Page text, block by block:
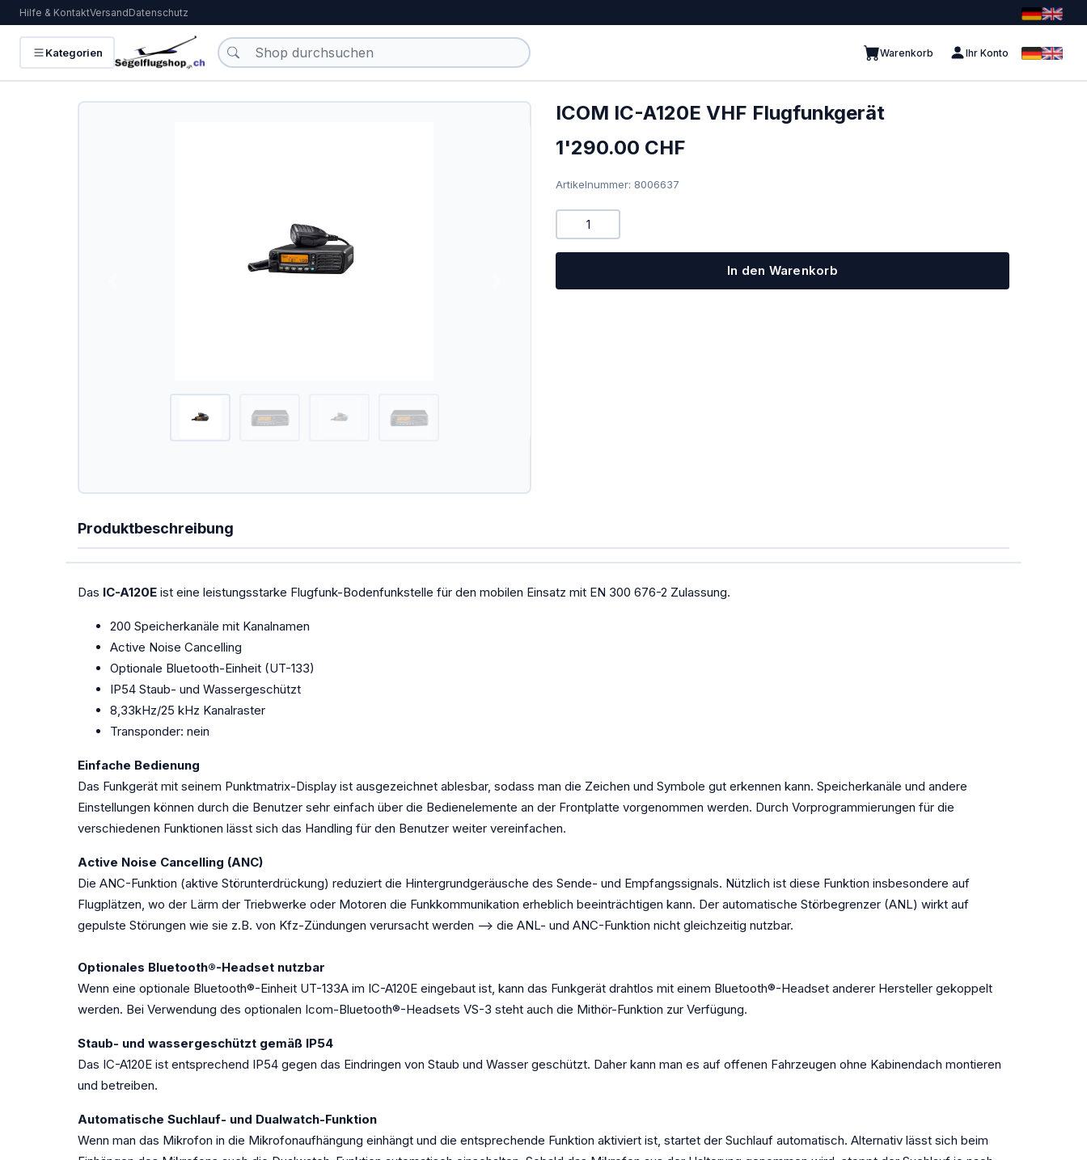
KATEGORIEN
Flugzeugbatterien
Spezialangebote
Hilfe & KontaktVersandDatenschutz
Kategorien Warenkorb Ihr Konto
ICOM IC-A120E VHF Flugfunkgerät
1'290.00 CHF
Artikelnummer: 8006637
In den Warenkorb
Produktbeschreibung
Das IC-A120E ist eine leistungsstarke Flugfunk-Bodenfunkstelle für den mobilen Einsatz mit EN 300 676-2 Zulassung.
200 Speicherkanäle mit Kanalnamen
Active Noise Cancelling
Optionale Bluetooth-Einheit (UT-133)
IP54 Staub- und Wassergeschützt
8,33kHz/25 kHz Kanalraster
Transponder: nein
Einfache Bedienung
Das Funkgerät mit seinem Punktmatrix-Display ist ausgezeichnet ablesbar, sodass man die Zeichen und Symbole gut erkennen kann. Speicherkanäle und andere
Einstellungen können durch die Benutzer sehr einfach über die Bedienelemente an der Frontplatte vorgenommen werden. Durch Vorprogrammierungen für die
verschiedenen Funktionen lässt sich das Handling für den Benutzer weiter vereinfachen.
Active Noise Cancelling (ANC)
Die ANC-Funktion (aktive Störunterdrückung) reduziert die Hintergrundgeräusche des Sende- und Empfangssignals. Nützlich ist diese Funktion insbesondere auf
Flugplätzen, wo der Lärm der Triebwerke oder Motoren die Funkkommunikation erheblich beeinträchtigen kann. Der automatische Störbegrenzer (ANL) wirkt auf
gepulste Störungen wie sie z.B. von Kfz-Zündungen verursacht werden --> die ANL- und ANC-Funktion nicht gleichzeitig nutzbar.
Optionales Bluetooth®-Headset nutzbar
Wenn eine optionale Bluetooth®-Einheit UT-133A im IC-A120E eingebaut ist, kann das Funkgerät drahtlos mit einem Bluetooth®-Headset anderer Hersteller gekoppelt
werden. Bei Verwendung des optionalen Icom-Bluetooth®-Headsets VS-3 steht auch die Mithör-Funktion zur Verfügung.
Staub- und wassergeschützt gemäß IP54
Das IC-A120E ist entsprechend IP54 gegen das Eindringen von Staub und Wasser geschützt. Daher kann man es auf offenen Fahrzeugen ohne Kabinendach montieren
und betreiben.
Automatische Suchlauf- und Dualwatch-Funktion
Wenn man das Mikrofon in die Mikrofonaufhängung einhängt und die entsprechende Funktion aktiviert ist, startet der Suchlauf automatisch. Alternativ lässt sich beim